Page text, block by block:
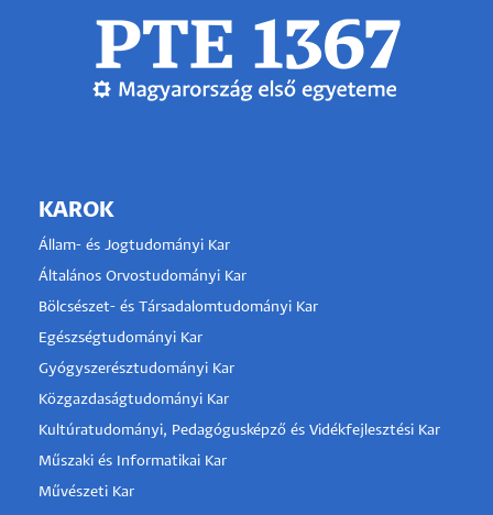
KAROK
Állam- és Jogtudományi Kar
Általános Orvostudományi Kar
Bölcsészet- és Társadalomtudományi Kar
Egészségtudományi Kar
Gyógyszerésztudományi Kar
Közgazdaságtudományi Kar
Kultúratudományi, Pedagógusképző és Vidékfejlesztési Kar
Műszaki és Informatikai Kar
Művészeti Kar